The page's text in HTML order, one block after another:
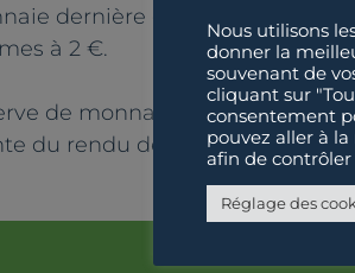
dernière génération
à 2 €.
de monnaie
du rendu de monnaie.
Nous utilisons
donner la
souvenant de
cliquant sur
consentement
pouvez aller à
afin de
Réglage des